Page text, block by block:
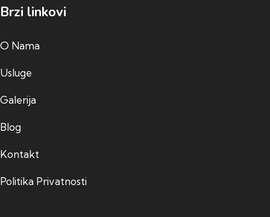
Brzi linkovi
O Nama
Usluge
Galerija
Blog
Kontakt
Politika Privatnosti